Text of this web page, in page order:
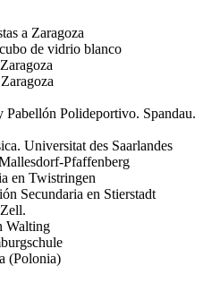
a Zaragoza
de vidrio blanco
Pabellón Polideportivo. Spandau.
Universitat des Saarlandes
Pfaffenberg
en Twistringen
Secundaria en Stierstadt
Walting
(Polonia)